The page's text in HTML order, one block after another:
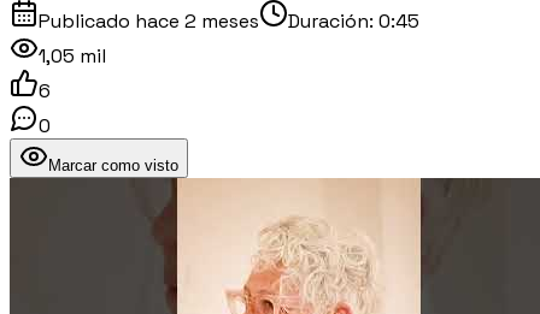
Publicado hace 2 meses Duración: 0:45
1,05 mil
6
0
Marcar como visto